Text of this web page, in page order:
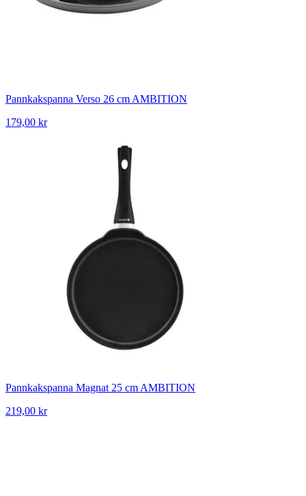
Pannkakspanna Verso 26 cm AMBITION
179,00 kr
Pannkakspanna Magnat 25 cm AMBITION
219,00 kr